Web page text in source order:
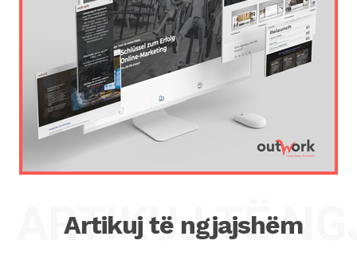
Artikuj të ngjajshëm
ARTIKUJ TË